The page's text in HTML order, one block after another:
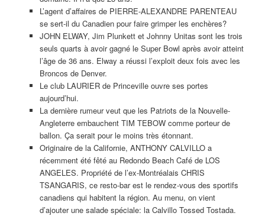
L’agent d’affaires de PIERRE-ALEXANDRE PARENTEAU
se sert-il du Canadien pour faire grimper les enchères?
JOHN ELWAY, Jim Plunkett et Johnny Unitas sont les trois
seuls quarts à avoir gagné le Super Bowl après avoir atteint
l’âge de 36 ans. Elway a réussi l’exploit deux fois avec les
Broncos de Denver.
Le club LAURIER de Princeville ouvre ses portes
aujourd’hui.
La dernière rumeur veut que les Patriots de la Nouvelle-
Angleterre embauchent TIM TEBOW comme porteur de
ballon. Ça serait pour le moins très étonnant.
Originaire de la Californie, ANTHONY CALVILLO a
récemment été fêté au Redondo Beach Café de LOS
ANGELES. Propriété de l’ex-Montréalais CHRIS
TSANGARIS, ce resto-bar est le rendez-vous des sportifs
canadiens qui habitent la région. Au menu, on vient
d’ajouter une salade spéciale: la Calvillo Tossed Tostada.